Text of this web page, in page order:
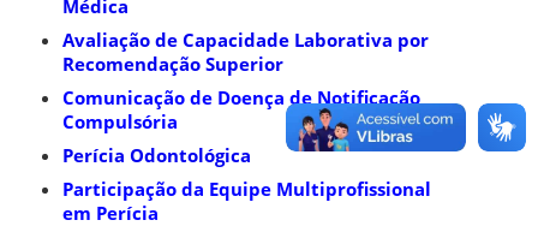
Médica
Avaliação de Capacidade Laborativa por
Recomendação Superior
Comunicação de Doença de Notificação
Compulsória
Perícia Odontológica
Participação da Equipe Multiprofissional
em Perícia